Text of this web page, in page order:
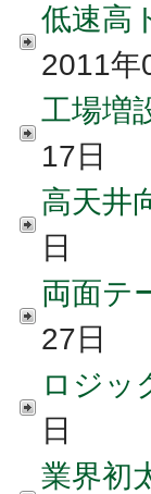
低速高
2011年
工場増
17日
高天井
日
両面テ
27日
ロジッ
日
業界初